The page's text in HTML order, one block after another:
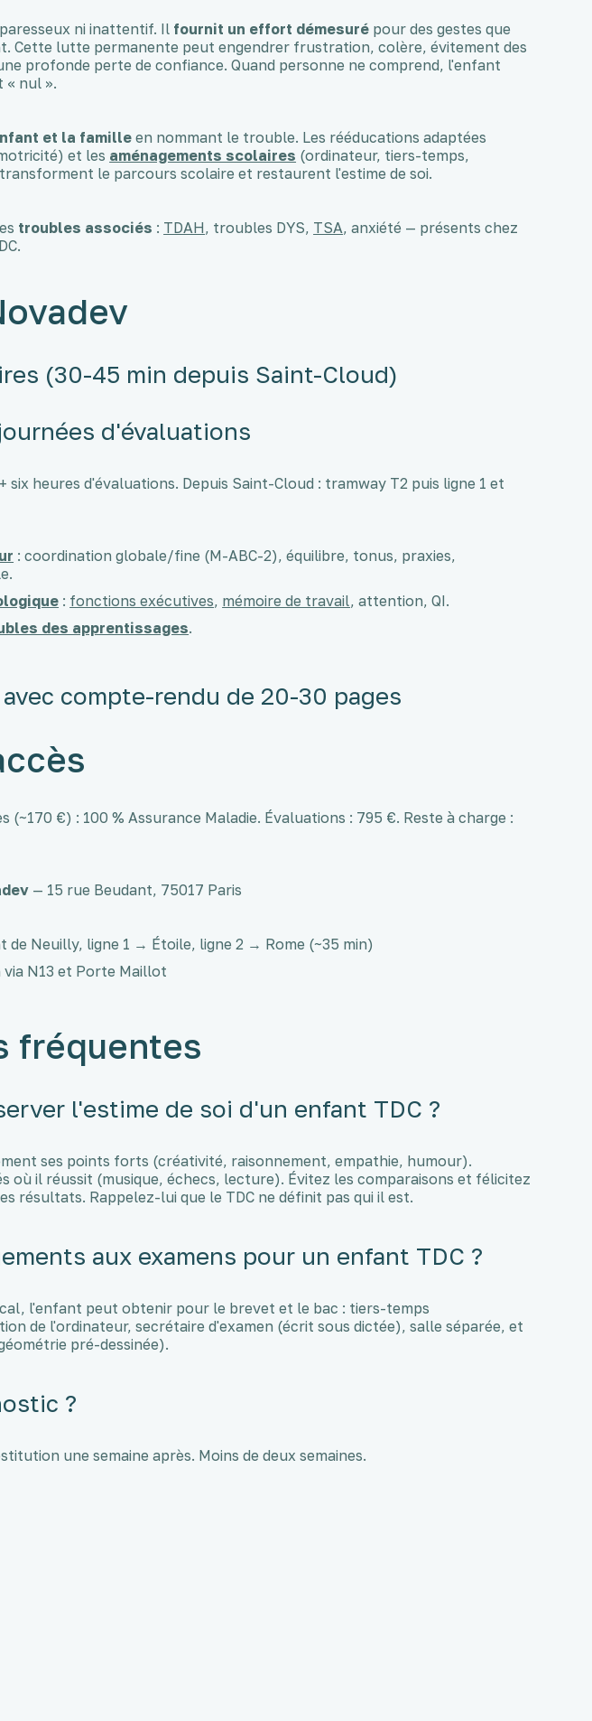
ni inattentif. Il fournit un effort démesuré pour des gestes que
Cette lutte permanente peut engendrer frustration, colère, évitement des
profonde perte de confiance. Quand personne ne comprend, l'enfant
« nul ».
et la famille en nommant le trouble. Les rééducations adaptées
et les aménagements scolaires (ordinateur, tiers-temps,
le parcours scolaire et restaurent l'estime de soi.
troubles associés : TDAH, troubles DYS, TSA, anxiété — présents chez
(30-45 min depuis Saint-Cloud)
d'évaluations
six heures d'évaluations. Depuis Saint-Cloud : tramway T2 puis ligne 1 et
: coordination globale/fine (M-ABC-2), équilibre, tonus, praxies,
: fonctions exécutives, mémoire de travail, attention, QI.
des apprentissages.
compte-rendu de 20-30 pages
(~170 €) : 100 % Assurance Maladie. Évaluations : 795 €. Reste à charge :
— 15 rue Beudant, 75017 Paris
de Neuilly, ligne 1 → Étoile, ligne 2 → Rome (~35 min)
via N13 et Porte Maillot
fréquentes
l'estime de soi d'un enfant TDC ?
ses points forts (créativité, raisonnement, empathie, humour).
où il réussit (musique, échecs, lecture). Évitez les comparaisons et félicitez
résultats. Rappelez-lui que le TDC ne définit pas qui il est.
aux examens pour un enfant TDC ?
l'enfant peut obtenir pour le brevet et le bac : tiers-temps
de l'ordinateur, secrétaire d'examen (écrit sous dictée), salle séparée, et
pré-dessinée).
?
une semaine après. Moins de deux semaines.